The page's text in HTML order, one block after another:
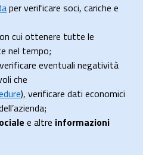
per verificare soci, cariche e
cui ottenere tutte le
nel tempo;
eventuali negatività
che
), verificare dati economici
e altre informazioni